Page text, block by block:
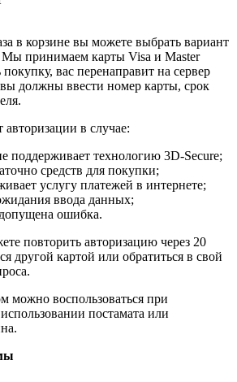
в корзине вы можете выбрать вариант
Мы принимаем карты Visa и Master
вас перенаправит на сервер
должны ввести номер карты, срок
авторизации в случае:
поддерживает технологию 3D-Secure;
средств для покупки;
услугу платежей в интернете;
ввода данных;
ошибка.
повторить авторизацию через 20
другой картой или обратиться в свой
можно воспользоваться при
постамата или